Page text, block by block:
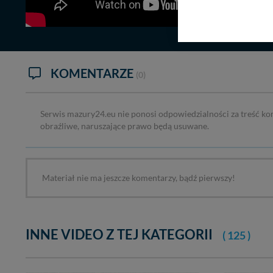
KOMENTARZE (0)
Serwis mazury24.eu nie ponosi odpowiedzialności za treść
obraźliwe, naruszające prawo będą usuwane.
Materiał nie ma jeszcze komentarzy, bądź pierwszy!
INNE VIDEO Z TEJ KATEGORII ( 125 )
Wyjątkiem jest
zasadach i
przetwarzania.
informacji zawartych